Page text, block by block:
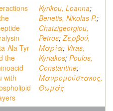
Ala-Tyr
the
with
Kyrikou, Loanna;
Benetis, Nikolas P.;
Chatzigeorgiou,
Petros;Ζερβού,
Μαρία; Viras,
Kyriakos; Poulos,
Constantine;
Μαυρομούστακος,
Θωμάς